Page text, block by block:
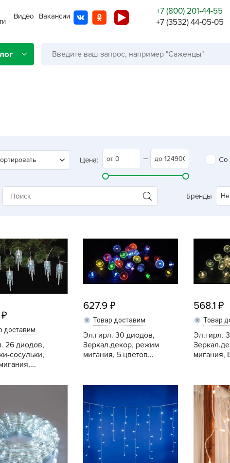
Видео Вакансии
+7 (800) 201-44-55
+7 (3532) 44-05-05
Бренды
Цена: Со
Бренды
доставим
26 диодов,
сосульки,
Купить
627.9
Товар доставим
Эл.гирл. 30 диодов,
Зеркал.декор, режим
мигания, 5 цветов...
Купить
568.1
Товар
Эл.гирл.
мигания,